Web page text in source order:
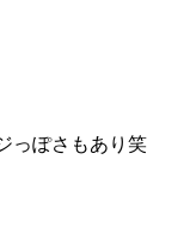
っぽさもあり笑